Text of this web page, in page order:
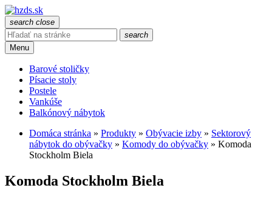
search close
search
Menu
Barové stoličky
Písacie stoly
Postele
Vankúše
Balkónový nábytok
Domáca stránka » Produkty » Obývacie izby » Sektorový
nábytok do obývačky » Komody do obývačky » Komoda
Stockholm Biela
Komoda Stockholm Biela